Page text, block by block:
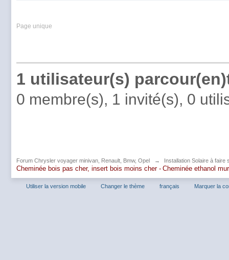
Page unique
1 utilisateur(s)
0 membre(s), 1 invité(s), 0
Forum Chrysler voyager minivan, Renault, Bmw, Opel → Installation Solaire à faire
Cheminée bois pas cher, insert bois moins cher - Cheminée ethanol
Utiliser la version mobile Changer le thème français Marquer la